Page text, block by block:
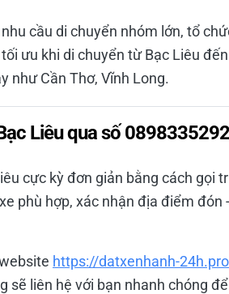
cầu di chuyển nhóm lớn, tổ
ưu khi di chuyển từ Bạc Liêu
như Cần Thơ, Vĩnh Long.
Liêu qua số 0898335292
cực kỳ đơn giản bằng cách gọi
phù hợp, xác nhận địa điểm
https://datxenhanh-
sẽ liên hệ với bạn nhanh chóng